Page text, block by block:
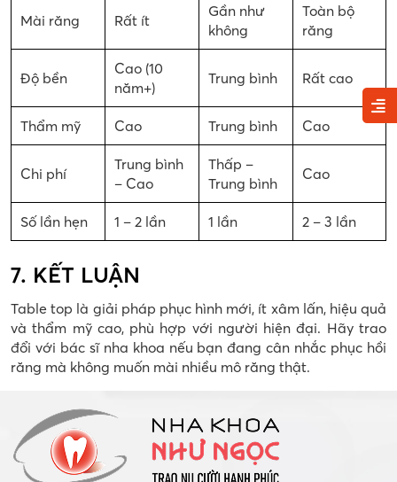
Mài răng Rất ít
Gần như
không
Toàn bộ
răng
Độ bền
Cao (10
năm+)
Trung bình Rất cao
Thẩm mỹ Cao Trung bình Cao
Chi phí
Trung bình
– Cao
Thấp –
Trung bình
Cao
Số lần hẹn 1 – 2 lần 1 lần 2 – 3 lần
7. KẾT LUẬN
Table top là giải pháp phục hình mới, ít xâm lấn, hiệu quả
và thẩm mỹ cao, phù hợp với người hiện đại. Hãy trao
đổi với bác sĩ nha khoa nếu bạn đang cân nhắc phục hồi
răng mà không muốn mài nhiều mô răng thật.